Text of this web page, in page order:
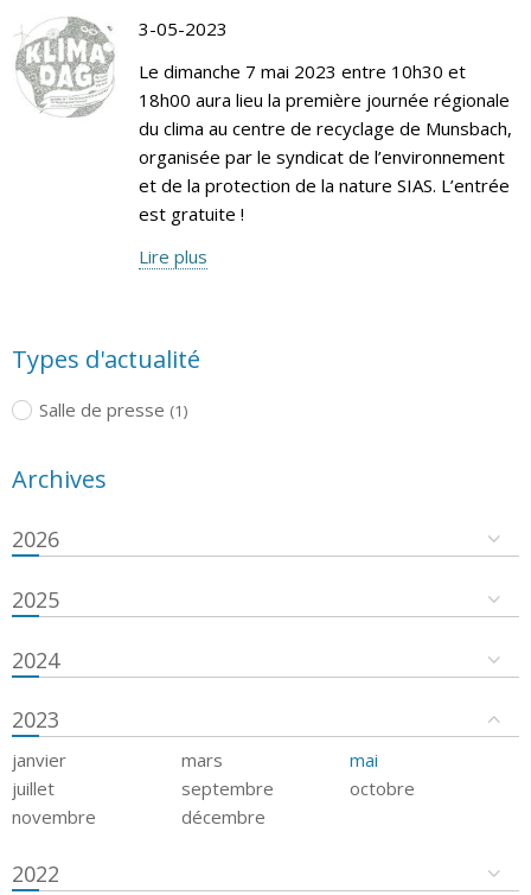
3-05-2023
Le dimanche 7 mai 2023 entre 10h30 et
18h00 aura lieu la première journée régionale
du clima au centre de recyclage de Munsbach,
organisée par le syndicat de l’environnement
et de la protection de la nature SIAS. L’entrée
est gratuite !
Lire plus
Types d'actualité
Salle de presse (1)
Archives
2026
2025
2024
2023
janvier mars
mai
juillet
septembre
octobre
novembre
décembre
2022